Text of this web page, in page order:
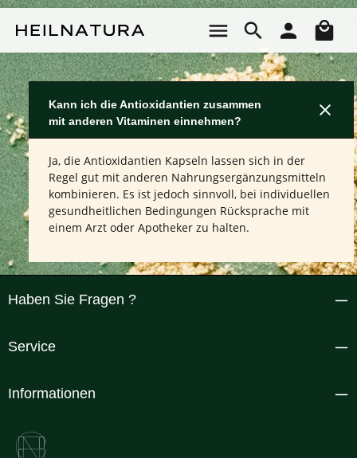
Kann ich die Antioxidantien zusammen
mit anderen Vitaminen einnehmen?
Ja, die Antioxidantien Kapseln lassen sich in der
Regel gut mit anderen Nahrungsergänzungsmitteln
kombinieren. Es ist jedoch sinnvoll, bei individuellen
gesundheitlichen Bedingungen Rücksprache mit
einem Arzt oder Apotheker zu halten.
Haben Sie Fragen ?
Service
Informationen